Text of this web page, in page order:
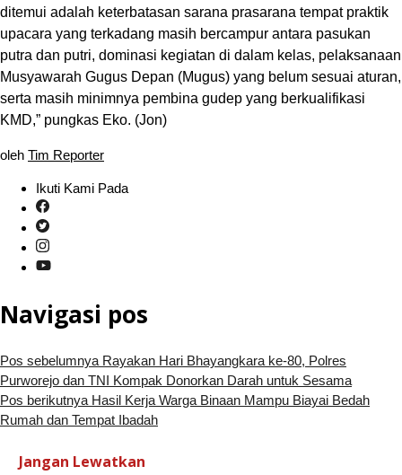
ditemui adalah keterbatasan sarana prasarana tempat praktik
upacara yang terkadang masih bercampur antara pasukan
putra dan putri, dominasi kegiatan di dalam kelas, pelaksanaan
Musyawarah Gugus Depan (Mugus) yang belum sesuai aturan,
serta masih minimnya pembina gudep yang berkualifikasi
KMD,” pungkas Eko. (Jon)
oleh Tim Reporter
Ikuti Kami Pada
Navigasi pos
Pos sebelumnya Rayakan Hari Bhayangkara ke-80, Polres
Purworejo dan TNI Kompak Donorkan Darah untuk Sesama
Pos berikutnya Hasil Kerja Warga Binaan Mampu Biayai Bedah
Rumah dan Tempat Ibadah
Jangan Lewatkan